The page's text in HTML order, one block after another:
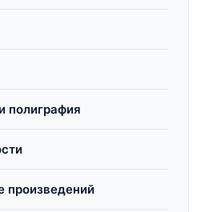
полиграфия
произведений